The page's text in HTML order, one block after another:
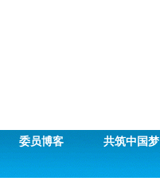
委员博客
共筑中国梦